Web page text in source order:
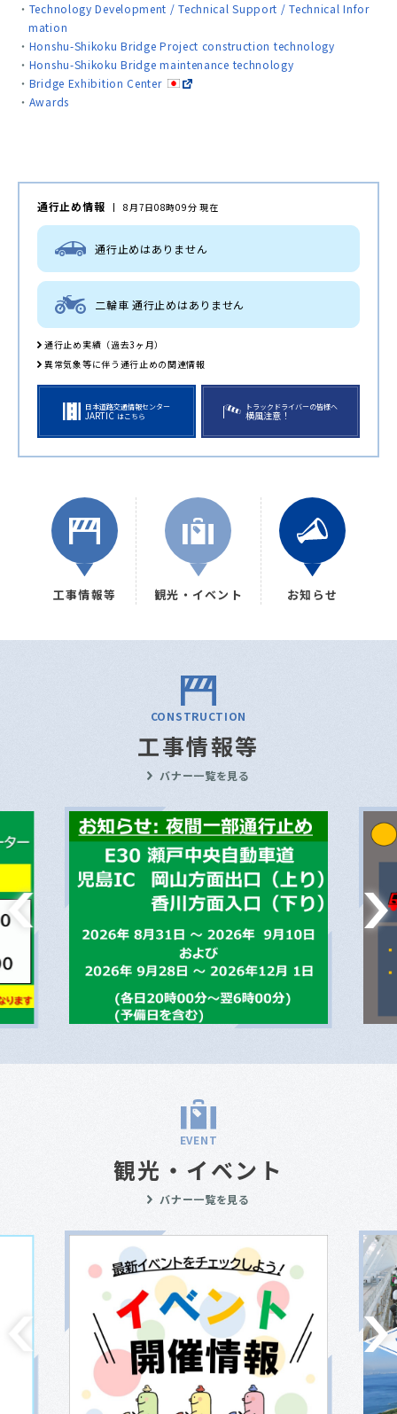
Technology Development / Technical Support / Technical Infor
mation
Honshu-Shikoku Bridge Project construction technology
Honshu-Shikoku Bridge maintenance technology
Bridge Exhibition Center
Awards
通行止め情報 8月7日08時09分 現在
通行止めはありません
二輪車 通行止めはありません
通行止め実績（過去3ヶ月）
異常気象等に伴う通行止めの関連情報
日本道路交通情報センター
JARTIC はこちら
トラックドライバーの皆様へ
横風注意！
工事情報等 観光・イベント お知らせ
CONSTRUCTION
工事情報等
バナー一覧を見る
EVENT
観光・イベント
バナー一覧を見る